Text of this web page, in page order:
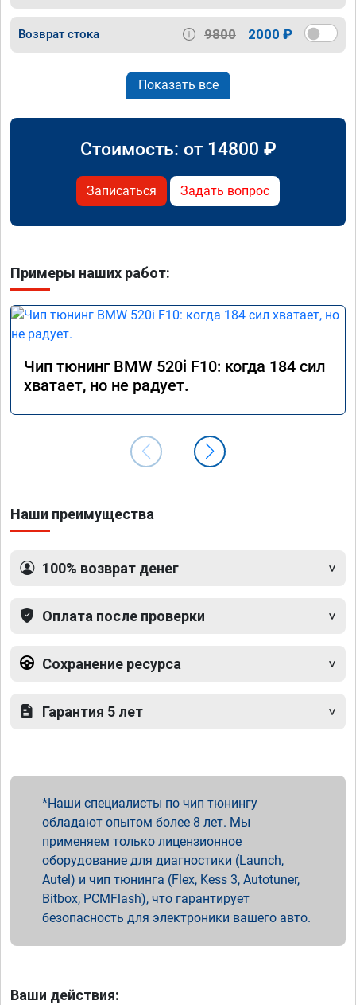
Возврат стока 9800 2000 ₽
Показать все
Стоимость: от 14800 ₽
Записаться Задать вопрос
Примеры наших работ:
Чип тюнинг BMW 520i F10: когда 184 сил
хватает, но не радует.
Наши преимущества
100% возврат денег
Оплата после проверки
Сохранение ресурса
Гарантия 5 лет
Наши специалисты по чип тюнингу
обладают опытом более 8 лет. Мы
применяем только лицензионное
оборудование для диагностики (Launch,
Autel) и чип тюнинга (Flex, Kess 3, Autotuner,
Bitbox, PCMFlash), что гарантирует
безопасность для электроники вашего авто.
Ваши действия: